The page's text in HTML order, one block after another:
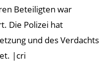
Beteiligten war
Die Polizei hat
und des Verdachts
|cri